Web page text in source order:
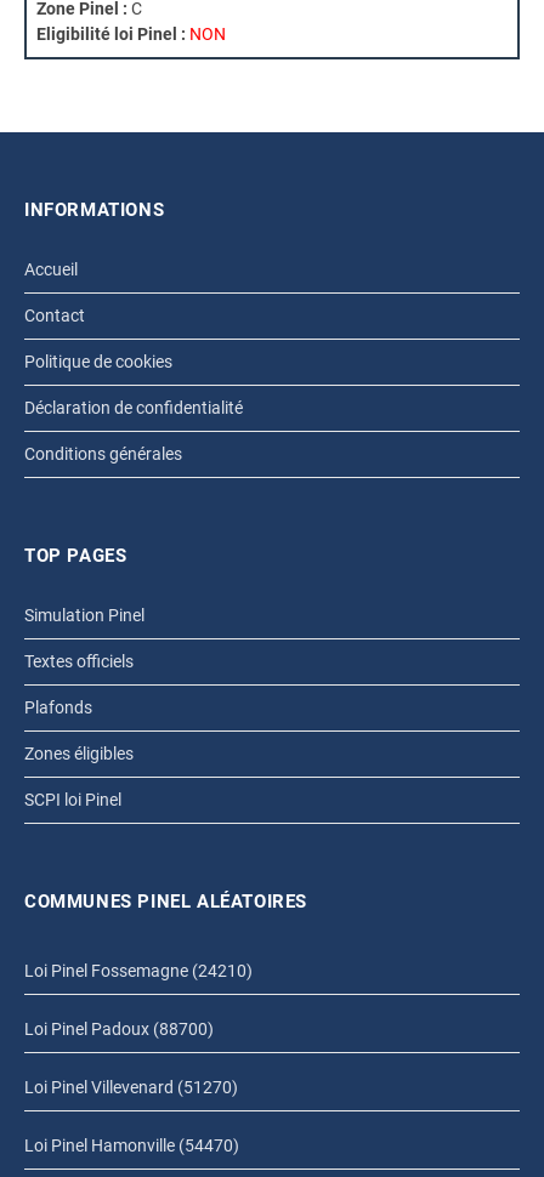
Zone Pinel : C
Eligibilité loi Pinel : NON
INFORMATIONS
Accueil
Contact
Politique de cookies
Déclaration de confidentialité
Conditions générales
TOP PAGES
Simulation Pinel
Textes officiels
Plafonds
Zones éligibles
SCPI loi Pinel
COMMUNES PINEL ALÉATOIRES
Loi Pinel Fossemagne (24210)
Loi Pinel Padoux (88700)
Loi Pinel Villevenard (51270)
Loi Pinel Hamonville (54470)